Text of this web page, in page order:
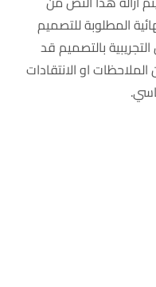
المطلوبة للتصميم
بالتصميم قد
او الانتقادات